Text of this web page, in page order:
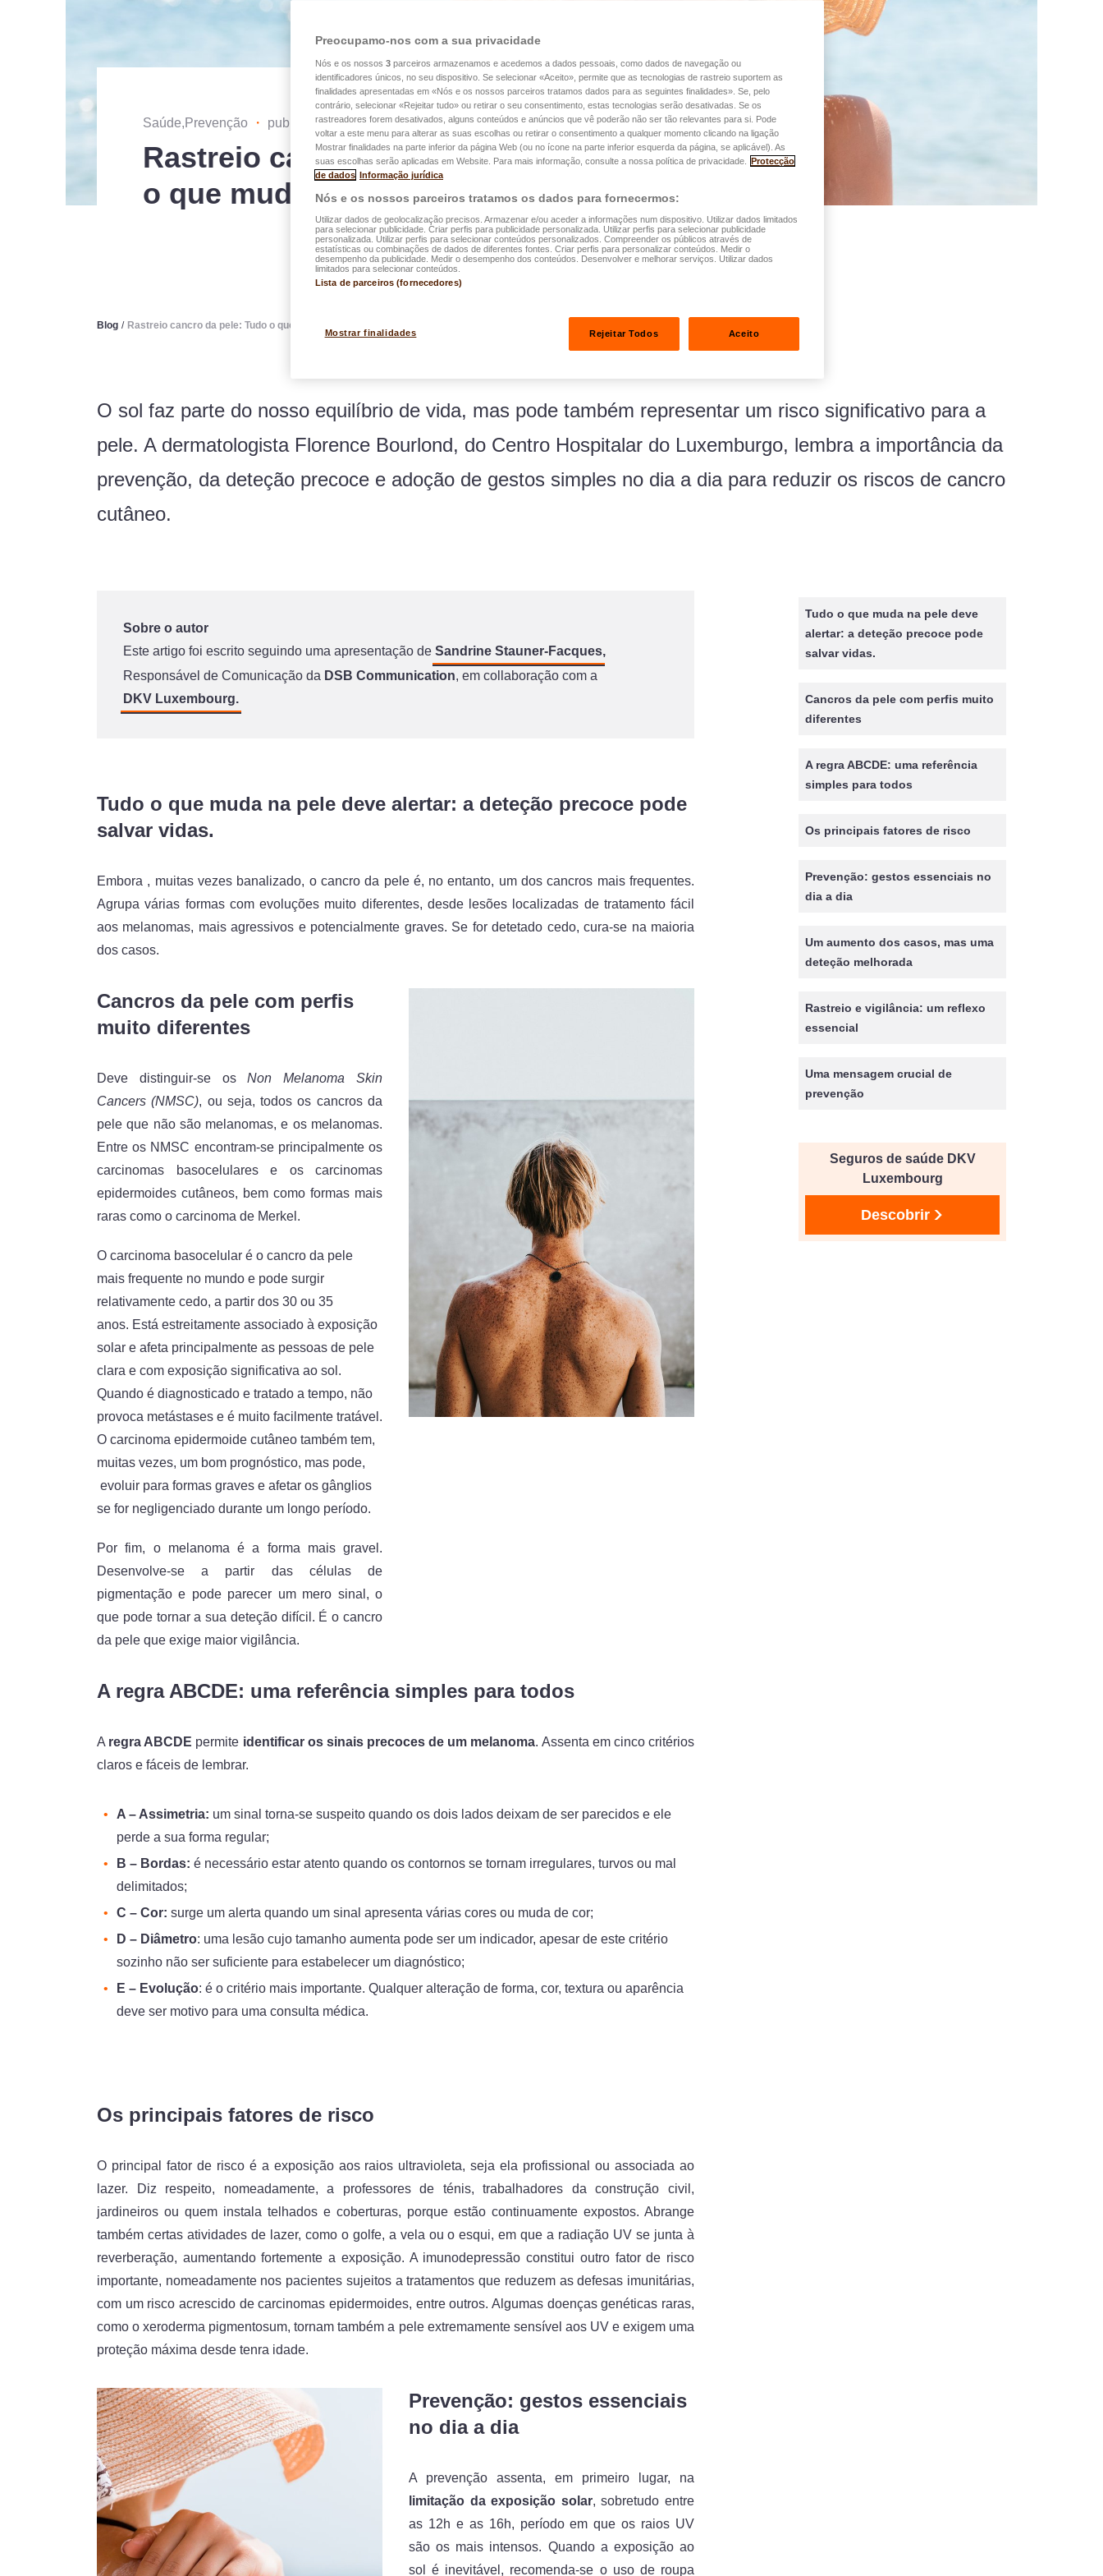
Saúde,Prevenção ・ publicado no 25.06.2026
Rastreio cancro da pele: Tudo
o que mudar deve alertar
Blog / Rastreio cancro da pele: Tudo o que mudar deve alertar
O sol faz parte do nosso equilíbrio de vida, mas pode também representar um risco significativo para a
pele. A dermatologista Florence Bourlond, do Centro Hospitalar do Luxemburgo, lembra a importância da
prevenção, da deteção precoce e adoção de gestos simples no dia a dia para reduzir os riscos de cancro
cutâneo.
Tudo o que muda na pele deve
alertar: a deteção precoce pode
salvar vidas.
Cancros da pele com perfis muito
diferentes
A regra ABCDE: uma referência
simples para todos
Os principais fatores de risco
Prevenção: gestos essenciais no
dia a dia
Um aumento dos casos, mas uma
deteção melhorada
Rastreio e vigilância: um reflexo
essencial
Uma mensagem crucial de
prevenção
Seguros de saúde DKV
Luxembourg
Descobrir
Sobre o autor
Este artigo foi escrito seguindo uma apresentação de Sandrine Stauner-Facques,
Responsável de Comunicação da DSB Communication, em collaboração com a
DKV Luxembourg.
Tudo o que muda na pele deve alertar: a deteção precoce pode
salvar vidas.
Embora , muitas vezes banalizado, o cancro da pele é, no entanto, um dos cancros mais frequentes.
Agrupa várias formas com evoluções muito diferentes, desde lesões localizadas de tratamento fácil
aos melanomas, mais agressivos e potencialmente graves. Se for detetado cedo, cura-se na maioria
dos casos.
Cancros da pele com perfis
muito diferentes
Deve distinguir-se osNon Melanoma Skin
Cancers (NMSC), ou seja, todos os cancros da
pele que não são melanomas, e os melanomas.
Entre os NMSC encontram-se principalmente os
carcinomas basocelulares e os carcinomas
epidermoides cutâneos, bem como formas mais
raras como o carcinoma de Merkel.
O carcinoma basocelular é o cancro da pele
mais frequente no mundo e pode surgir
relativamente cedo, a partir dos 30 ou 35
anos. Está estreitamente associado à exposição
solar e afeta principalmente as pessoas de pele
clara e com exposição significativa ao sol.
Quando é diagnosticado e tratado a tempo, não
provoca metástases e é muito facilmente tratável.
O carcinoma epidermoide cutâneo também tem,
muitas vezes, um bom prognóstico, mas pode,
evoluir para formas graves e afetar os gânglios
se for negligenciado durante um longo período.
Por fim, o melanoma é a forma mais gravel.
Desenvolve-se a partir das células de
pigmentação e pode parecer um mero sinal, o
que pode tornar a sua deteção difícil. É o cancro
da pele que exige maior vigilância.
A regra ABCDE: uma referência simples para todos
A regra ABCDE permite identificar os sinais precoces de um melanoma. Assenta em cinco critérios
claros e fáceis de lembrar.
A – Assimetria: um sinal torna-se suspeito quando os dois lados deixam de ser parecidos e ele
perde a sua forma regular;
B – Bordas: é necessário estar atento quando os contornos se tornam irregulares, turvos ou mal
delimitados;
C – Cor: surge um alerta quando um sinal apresenta várias cores ou muda de cor;
D – Diâmetro: uma lesão cujo tamanho aumenta pode ser um indicador, apesar de este critério
sozinho não ser suficiente para estabelecer um diagnóstico;
E – Evolução: é o critério mais importante. Qualquer alteração de forma, cor, textura ou aparência
deve ser motivo para uma consulta médica.
Os principais fatores de risco
O principal fator de risco é a exposição aos raios ultravioleta, seja ela profissional ou associada ao
lazer. Diz respeito, nomeadamente, a professores de ténis, trabalhadores da construção civil,
jardineiros ou quem instala telhados e coberturas, porque estão continuamente expostos. Abrange
também certas atividades de lazer, como o golfe, a vela ou o esqui, em que a radiação UV se junta à
reverberação, aumentando fortemente a exposição. A imunodepressão constitui outro fator de risco
importante, nomeadamente nos pacientes sujeitos a tratamentos que reduzem as defesas imunitárias,
com um risco acrescido de carcinomas epidermoides, entre outros. Algumas doenças genéticas raras,
como o xeroderma pigmentosum, tornam também a pele extremamente sensível aos UV e exigem uma
proteção máxima desde tenra idade.
Prevenção: gestos essenciais
no dia a dia
A prevenção assenta, em primeiro lugar, na
limitação da exposição solar, sobretudo entre
as 12h e as 16h, período em que os raios UV
são os mais intensos. Quando a exposição ao
sol é inevitável, recomenda-se o uso de roupa
Preocupamo-nos com a sua privacidade
Nós e os nossos 3 parceiros armazenamos e acedemos a dados pessoais, como dados de navegação ou
identificadores únicos, no seu dispositivo. Se selecionar «Aceito», permite que as tecnologias de rastreio suportem as
finalidades apresentadas em «Nós e os nossos parceiros tratamos dados para as seguintes finalidades». Se, pelo
contrário, selecionar «Rejeitar tudo» ou retirar o seu consentimento, estas tecnologias serão desativadas. Se os
rastreadores forem desativados, alguns conteúdos e anúncios que vê poderão não ser tão relevantes para si. Pode
voltar a este menu para alterar as suas escolhas ou retirar o consentimento a qualquer momento clicando na ligação
Mostrar finalidades na parte inferior da página Web (ou no ícone na parte inferior esquerda da página, se aplicável). As
suas escolhas serão aplicadas em Website. Para mais informação, consulte a nossa política de privacidade.
Protecção
de dados Informação jurídica
Nós e os nossos parceiros tratamos os dados para fornecermos:
Utilizar dados de geolocalização precisos. Armazenar e/ou aceder a informações num dispositivo. Utilizar dados limitados
para selecionar publicidade. Criar perfis para publicidade personalizada. Utilizar perfis para selecionar publicidade
personalizada. Utilizar perfis para selecionar conteúdos personalizados. Compreender os públicos através de
estatísticas ou combinações de dados de diferentes fontes. Criar perfis para personalizar conteúdos. Medir o
desempenho da publicidade. Medir o desempenho dos conteúdos. Desenvolver e melhorar serviços. Utilizar dados
limitados para selecionar conteúdos.
Lista de parceiros (fornecedores)
Mostrar finalidades Rejeitar Todos Aceito